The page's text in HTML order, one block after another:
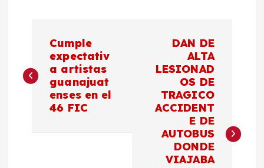
a
v
Cumple
expectativ
a artistas
guanajuat
enses en el
46 FIC
DAN DE
ALTA
LESIONAD
OS DE
TRAGICO
ACCIDENT
E DE
AUTOBUS
DONDE
VIAJABA